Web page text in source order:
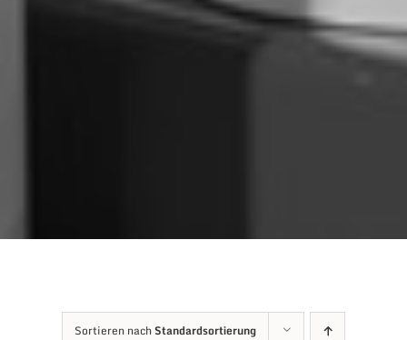
Sortieren nachStandardsortierung